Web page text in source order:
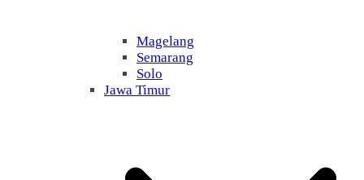
Magelang
Semarang
Solo
Jawa Timur